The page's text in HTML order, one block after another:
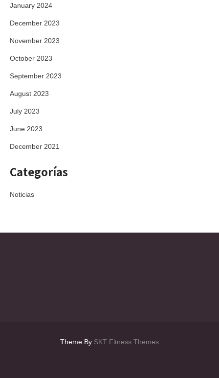
January 2024
December 2023
November 2023
October 2023
September 2023
August 2023
July 2023
June 2023
December 2021
Categorías
Noticias
Theme By SKT Fitness Themes